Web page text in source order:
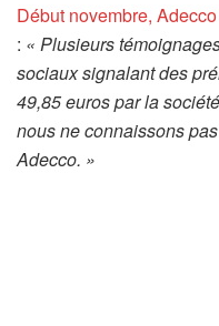
Début novembre,
: « Plusieurs
sociaux signalant des
49,85 euros par la
nous ne connaissons
Adecco. »